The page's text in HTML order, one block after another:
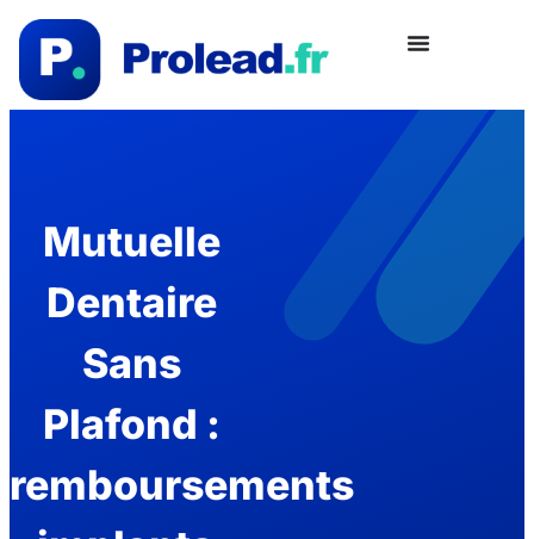
Mutuelle
Dentaire
Sans
Plafond :
remboursements